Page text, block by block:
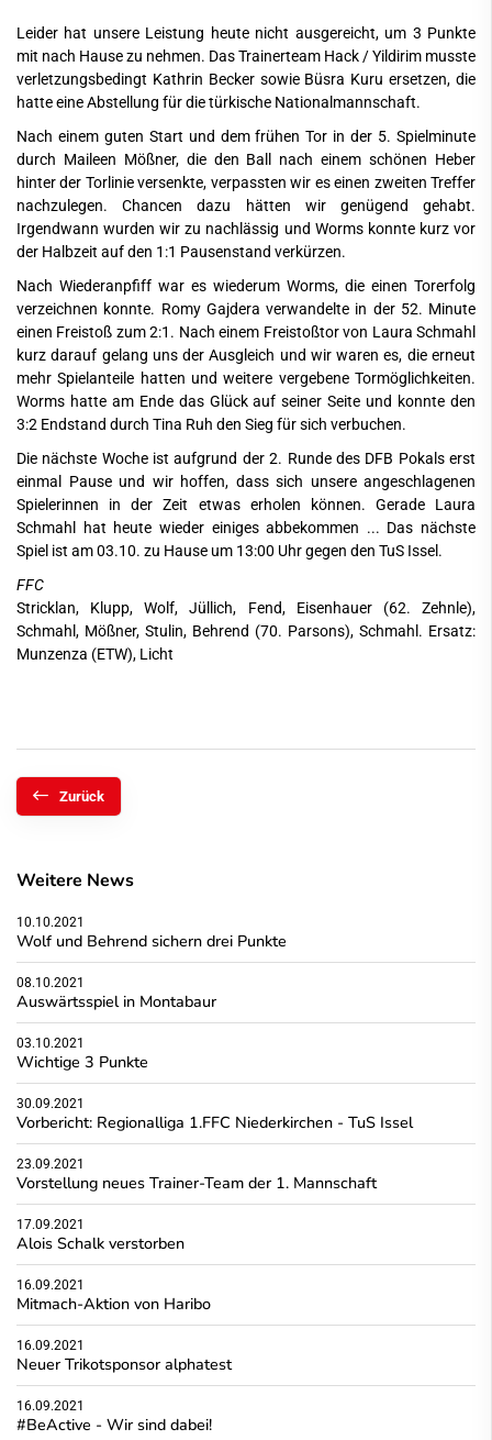
Leider hat unsere Leistung heute nicht ausgereicht, um 3 Punkte
mit nach Hause zu nehmen. Das Trainerteam Hack / Yildirim musste
verletzungsbedingt Kathrin Becker sowie Büsra Kuru ersetzen, die
hatte eine Abstellung für die türkische Nationalmannschaft.
Nach einem guten Start und dem frühen Tor in der 5. Spielminute
durch Maileen Mößner, die den Ball nach einem schönen Heber
hinter der Torlinie versenkte, verpassten wir es einen zweiten Treffer
nachzulegen. Chancen dazu hätten wir genügend gehabt.
Irgendwann wurden wir zu nachlässig und Worms konnte kurz vor
der Halbzeit auf den 1:1 Pausenstand verkürzen.
Nach Wiederanpfiff war es wiederum Worms, die einen Torerfolg
verzeichnen konnte. Romy Gajdera verwandelte in der 52. Minute
einen Freistoß zum 2:1. Nach einem Freistoßtor von Laura Schmahl
kurz darauf gelang uns der Ausgleich und wir waren es, die erneut
mehr Spielanteile hatten und weitere vergebene Tormöglichkeiten.
Worms hatte am Ende das Glück auf seiner Seite und konnte den
3:2 Endstand durch Tina Ruh den Sieg für sich verbuchen.
Die nächste Woche ist aufgrund der 2. Runde des DFB Pokals erst
einmal Pause und wir hoffen, dass sich unsere angeschlagenen
Spielerinnen in der Zeit etwas erholen können. Gerade Laura
Schmahl hat heute wieder einiges abbekommen ... Das nächste
Spiel ist am 03.10. zu Hause um 13:00 Uhr gegen den TuS Issel.
FFC
Stricklan, Klupp, Wolf, Jüllich, Fend, Eisenhauer (62. Zehnle),
Schmahl, Mößner, Stulin, Behrend (70. Parsons), Schmahl. Ersatz:
Munzenza (ETW), Licht
Zurück
Weitere News
10.10.2021
Wolf und Behrend sichern drei Punkte
08.10.2021
Auswärtsspiel in Montabaur
03.10.2021
Wichtige 3 Punkte
30.09.2021
Vorbericht: Regionalliga 1.FFC Niederkirchen - TuS Issel
23.09.2021
Vorstellung neues Trainer-Team der 1. Mannschaft
17.09.2021
Alois Schalk verstorben
16.09.2021
Mitmach-Aktion von Haribo
16.09.2021
Neuer Trikotsponsor alphatest
16.09.2021
#BeActive - Wir sind dabei!